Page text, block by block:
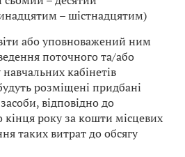
– шістнадцятим)
або уповноважений ним
поточного та/або
кабінетів
розміщені придбані
відповідно до
року за кошти місцевих
таких витрат до обсягу